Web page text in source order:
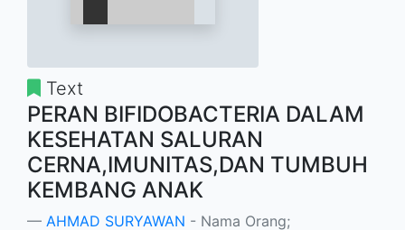
Text
PERAN BIFIDOBACTERIA DALAM
KESEHATAN SALURAN
CERNA,IMUNITAS,DAN TUMBUH
KEMBANG ANAK
AHMAD SURYAWAN - Nama Orang;